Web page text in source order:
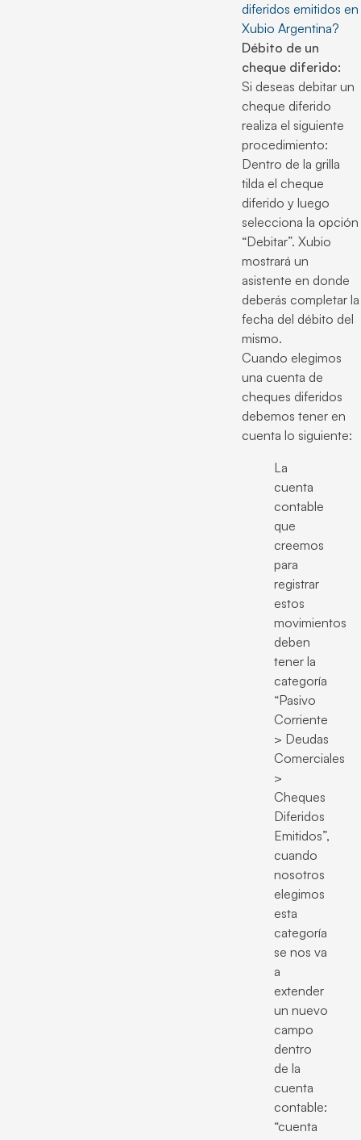
diferidos emitidos en
Xubio Argentina?
Débito de un
cheque diferido:
Si deseas debitar un
cheque diferido
realiza el siguiente
procedimiento:
Dentro de la grilla
tilda el cheque
diferido y luego
selecciona la opción
“Debitar”. Xubio
mostrará un
asistente en donde
deberás completar la
fecha del débito del
mismo.
Cuando elegimos
una cuenta de
cheques diferidos
debemos tener en
cuenta lo siguiente:
La
cuenta
contable
que
creemos
para
registrar
estos
movimientos
deben
tener la
categoría
“Pasivo
Corriente
> Deudas
Comerciales
>
Cheques
Diferidos
Emitidos”,
cuando
nosotros
elegimos
esta
categoría
se nos va
a
extender
un nuevo
campo
dentro
de la
cuenta
contable:
“cuenta